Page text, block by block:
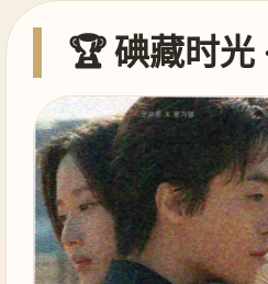
🏆 碘藏时光